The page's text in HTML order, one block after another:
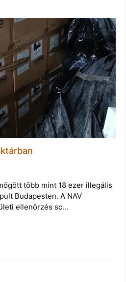
több mint 18 ezer illegális
Budapesten. A NAV
ellenőrzés so…